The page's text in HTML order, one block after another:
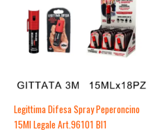
Legittima Difesa Spray Peperoncino
15Ml Legale Art.96101 Bl1